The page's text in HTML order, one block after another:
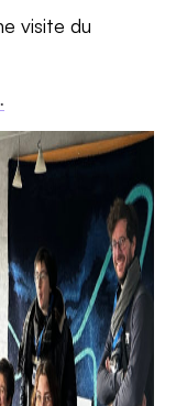
visite du